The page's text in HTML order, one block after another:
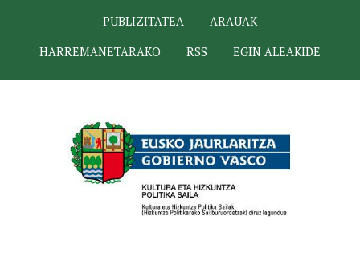
PUBLIZITATEA
ARAUAK
HARREMANETARAKO
RSS EGIN ALEAKIDE